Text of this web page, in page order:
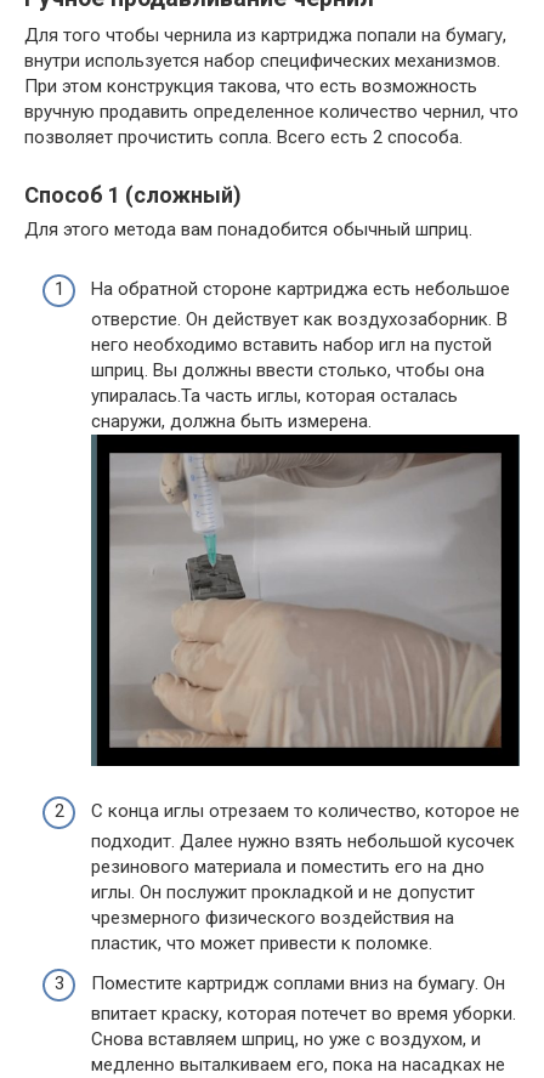
Для того чтобы чернила из картриджа попали на бумагу,
внутри используется набор специфических механизмов.
При этом конструкция такова, что есть возможность
вручную продавить определенное количество чернил, что
позволяет прочистить сопла. Всего есть 2 способа.
Способ 1 (сложный)
Для этого метода вам понадобится обычный шприц.
На обратной стороне картриджа есть небольшое
отверстие. Он действует как воздухозаборник. В
него необходимо вставить набор игл на пустой
шприц. Вы должны ввести столько, чтобы она
упиралась.Та часть иглы, которая осталась
снаружи, должна быть измерена.
С конца иглы отрезаем то количество, которое не
подходит. Далее нужно взять небольшой кусочек
резинового материала и поместить его на дно
иглы. Он послужит прокладкой и не допустит
чрезмерного физического воздействия на
пластик, что может привести к поломке.
Поместите картридж соплами вниз на бумагу. Он
впитает краску, которая потечет во время уборки.
Снова вставляем шприц, но уже с воздухом, и
медленно выталкиваем его, пока на насадках не